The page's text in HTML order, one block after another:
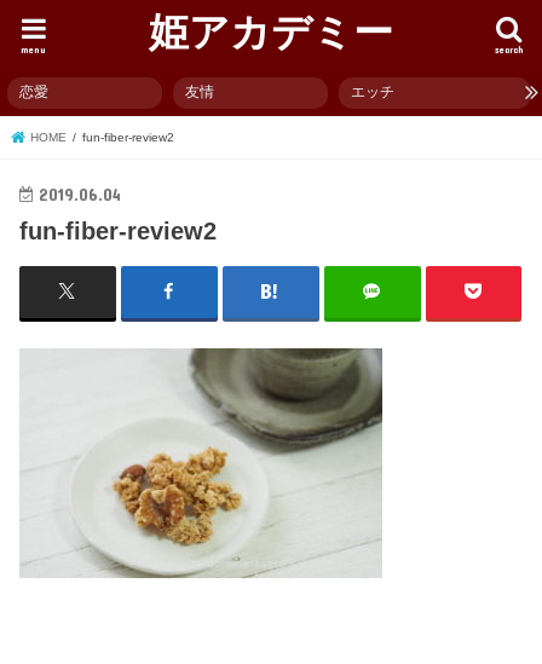
姫アカデミー search
menu
恋愛 友情 エッチ
HOME fun-fiber-review2
2019.06.04
fun-fiber-review2